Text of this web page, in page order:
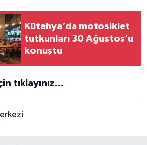
Kütahya’da motosiklet
tutkunları 30 Ağustos’u
konuştu
tıklayınız...